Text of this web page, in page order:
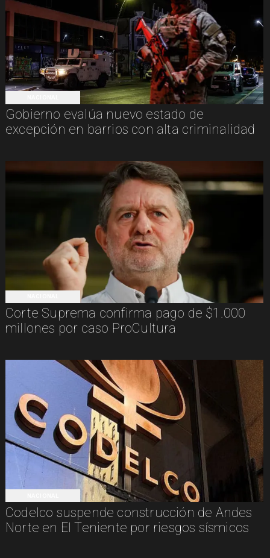
Gobierno evalúa nuevo estado de
excepción en barrios con alta criminalidad
Corte Suprema confirma pago de $1.000
millones por caso ProCultura
Codelco suspende construcción de Andes
Norte en El Teniente por riesgos sísmicos